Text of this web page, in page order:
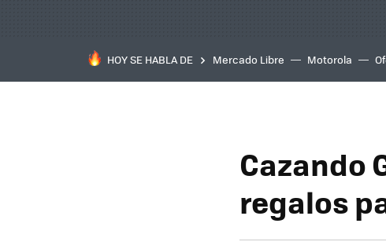
HOY SE HABLA DE Mercado Libre Motorola
Cazando
regalos